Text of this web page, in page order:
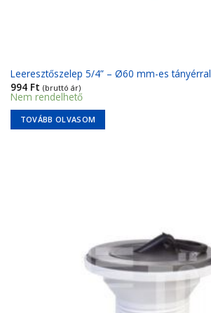
Leeresztőszelep 5/4” – Ø60 mm-es tányérral
994 Ft (bruttó ár)
Nem rendelhető
TOVÁBB OLVASOM